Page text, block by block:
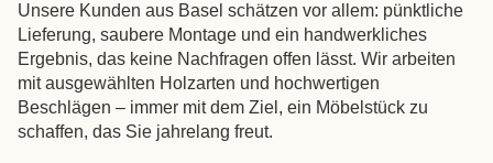
Unsere Kunden aus Basel schätzen vor allem: pünktliche
Lieferung, saubere Montage und ein handwerkliches
Ergebnis, das keine Nachfragen offen lässt. Wir arbeiten
mit ausgewählten Holzarten und hochwertigen
Beschlägen – immer mit dem Ziel, ein Möbelstück zu
schaffen, das Sie jahrelang freut.